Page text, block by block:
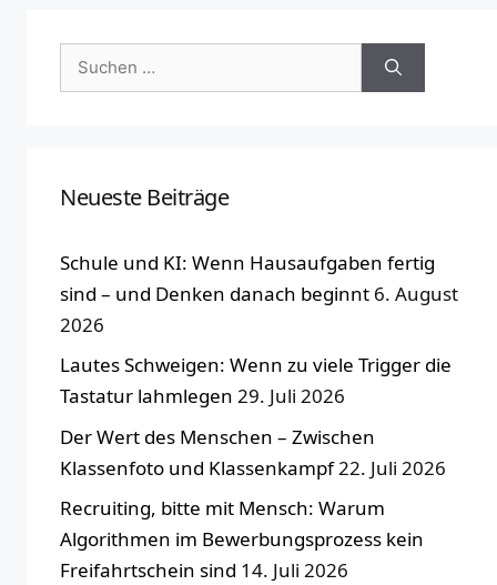
Suchen
nach:
Neueste Beiträge
Schule und KI: Wenn Hausaufgaben fertig
sind – und Denken danach beginnt 6. August
2026
Lautes Schweigen: Wenn zu viele Trigger die
Tastatur lahmlegen 29. Juli 2026
Der Wert des Menschen – Zwischen
Klassenfoto und Klassenkampf22. Juli 2026
Recruiting, bitte mit Mensch: Warum
Algorithmen im Bewerbungsprozess kein
Freifahrtschein sind 14. Juli 2026